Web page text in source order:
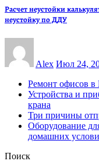
Расчет неустойки
неустойку по ДДУ
Alex Июл 24,
Ремонт офисов
Устройства и
крана
Три причины
Оборудование
домашних
Поиск